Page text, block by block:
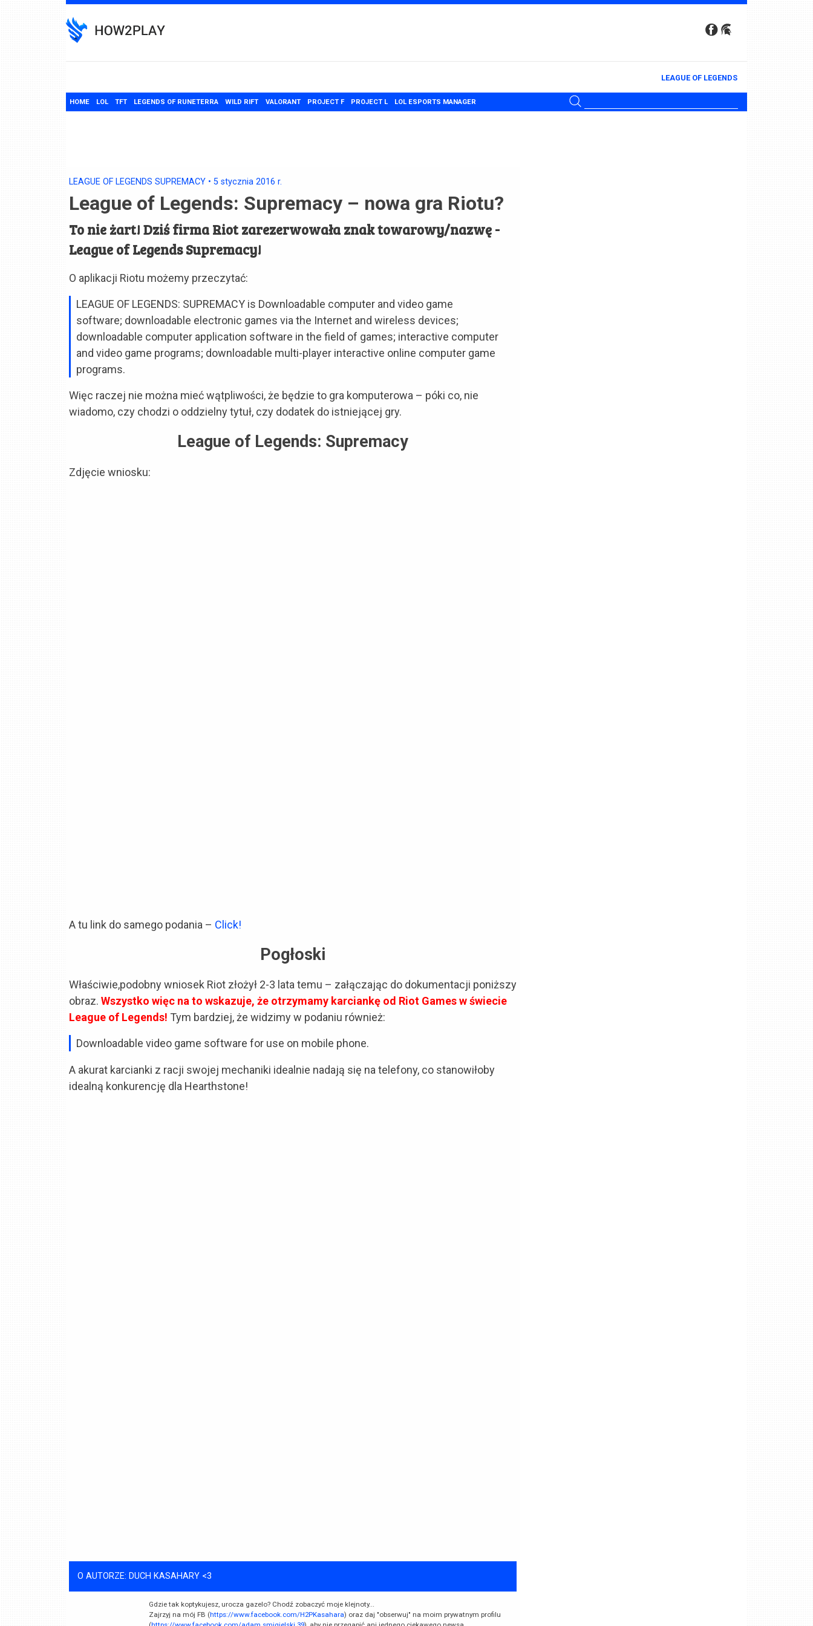
to
content
LEAGUE OF LEGENDS
HOME LOL TFT LEGENDS OF RUNETERRA WILD RIFT VALORANT PROJECT F PROJECT L LOL ESPORTS MANAGER
LEAGUE OF LEGENDS SUPREMACY • 5 stycznia 2016 r.
League of Legends: Supremacy – nowa gra Riotu?
To nie żart! Dziś firma Riot zarezerwowała znak towarowy/nazwę -
League of Legends Supremacy!
O aplikacji Riotu możemy przeczytać:
LEAGUE OF LEGENDS: SUPREMACY is Downloadable computer and video game
software; downloadable electronic games via the Internet and wireless devices;
downloadable computer application software in the field of games; interactive computer
and video game programs; downloadable multi-player interactive online computer game
programs.
Więc raczej nie można mieć wątpliwości, że będzie to gra komputerowa – póki co, nie
wiadomo, czy chodzi o oddzielny tytuł, czy dodatek do istniejącej gry.
League of Legends: Supremacy
Zdjęcie wniosku:
A tu link do samego podania – Click!
Pogłoski
Właściwie,podobny wniosek Riot złożył 2-3 lata temu – załączając do dokumentacji poniższy
obraz. Wszystko więc na to wskazuje, że otrzymamy karciankę od Riot Games w świecie
League of Legends! Tym bardziej, że widzimy w podaniu również:
Downloadable video game software for use on mobile phone.
A akurat karcianki z racji swojej mechaniki idealnie nadają się na telefony, co stanowiłoby
idealną konkurencję dla Hearthstone!
O AUTORZE: DUCH KASAHARY <3
Gdzie tak koptykujesz, urocza gazelo? Chodź zobaczyć moje klejnoty...
Zajrzyj na mój FB (https://www.facebook.com/H2PKasahara) oraz daj "obserwuj" na moim prywatnym profilu